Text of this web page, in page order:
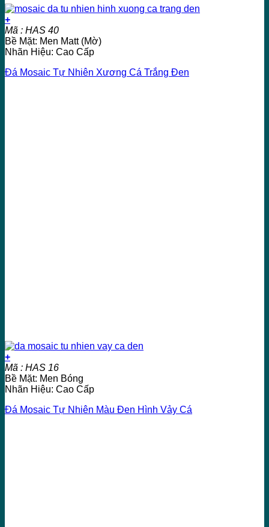
+
Mã : HAS 40
Bề Mặt: Men Matt (Mờ)
Nhãn Hiệu: Cao Cấp
Đá Mosaic Tự Nhiên Xương Cá Trắng Đen
+
Mã : HAS 16
Bề Mặt: Men Bóng
Nhãn Hiệu: Cao Cấp
Đá Mosaic Tự Nhiên Màu Đen Hình Vảy Cá